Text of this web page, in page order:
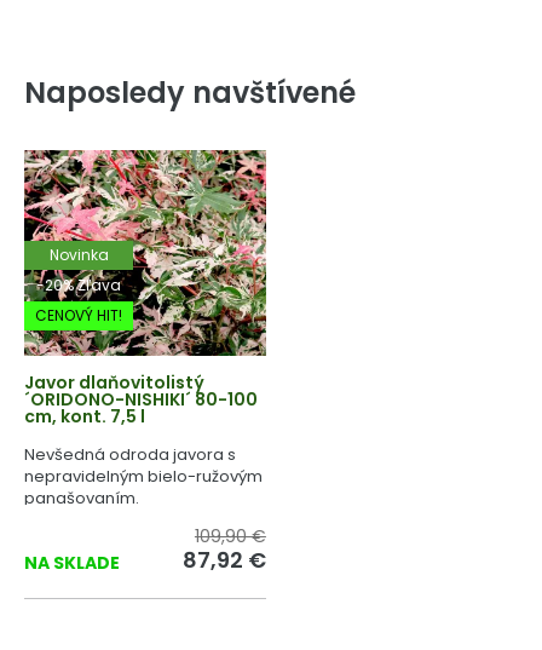
Naposledy navštívené
Novinka
-20% Zľava
CENOVÝ HIT!
Javor dlaňovitolistý
´ORIDONO-NISHIKI´ 80-100
cm, kont. 7,5 l
Nevšedná odroda javora s
nepravidelným bielo-ružovým
panašovaním.
NA SKLADE
109,90 €
87,92 €